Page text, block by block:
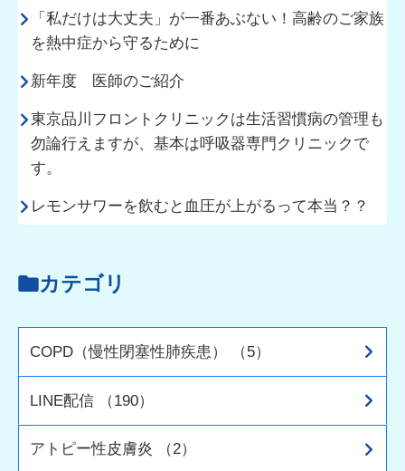
「私だけは大丈夫」が一番あぶない！高齢のご家族
を熱中症から守るために
新年度 医師のご紹介
東京品川フロントクリニックは生活習慣病の管理も
勿論行えますが、基本は呼吸器専門クリニックで
す。
レモンサワーを飲むと血圧が上がるって本当？？
カテゴリ
COPD（慢性閉塞性肺疾患） （5）
LINE配信 （190）
アトピー性皮膚炎 （2）